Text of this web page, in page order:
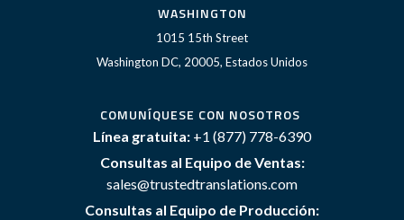
WASHINGTON
1015 15th Street
Washington DC, 20005, Estados Unidos
COMUNÍQUESE CON NOSOTROS
Línea gratuita: +1 (877) 778-6390
Consultas al Equipo de Ventas:
sales@trustedtranslations.com
Consultas al Equipo de Producción: